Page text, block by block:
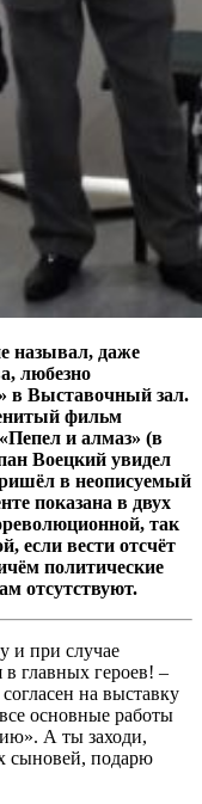
называл, даже
любезно
в Выставочный зал.
фильм
и алмаз» (в
Воецкий увидел
в неописуемый
показана в двух
так
если вести отсчёт
политические
отсутствуют.
и при случае
главных героев! –
на выставку
основные работы
А ты заходи,
сыновей, подарю